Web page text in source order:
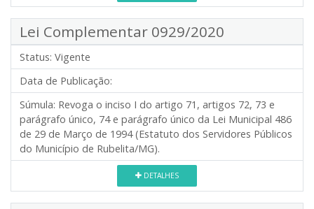
Lei Complementar 0929/2020
Status: Vigente
Data de Publicação:
Súmula: Revoga o inciso I do artigo 71, artigos 72, 73 e
parágrafo único, 74 e parágrafo único da Lei Municipal 486
de 29 de Março de 1994 (Estatuto dos Servidores Públicos
do Município de Rubelita/MG).
DETALHES